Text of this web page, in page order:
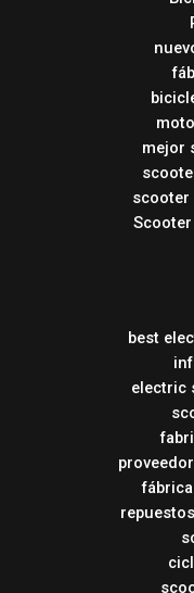
mejor
best
electric